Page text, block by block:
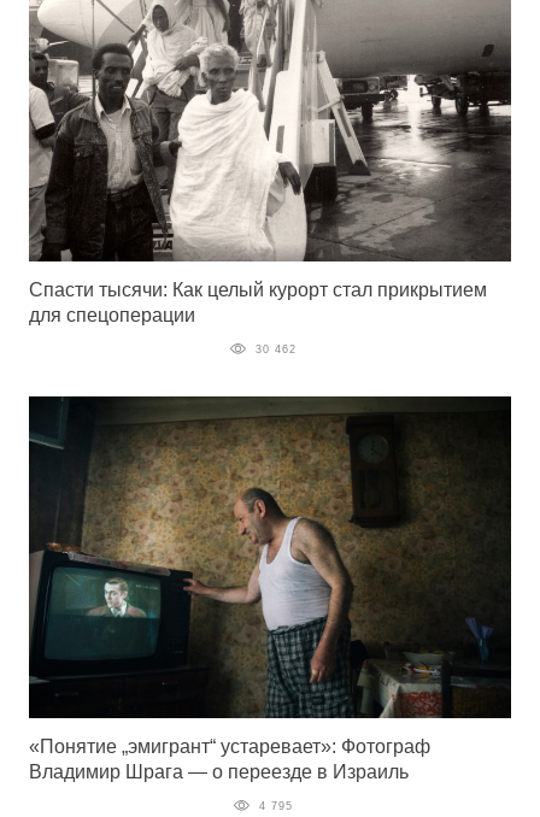
Спасти тысячи: Как целый курорт стал прикрытием
для спецоперации
30 462
«Понятие „эмигрант“ устаревает»: Фотограф
Владимир Шрага — о переезде в Израиль
4 795